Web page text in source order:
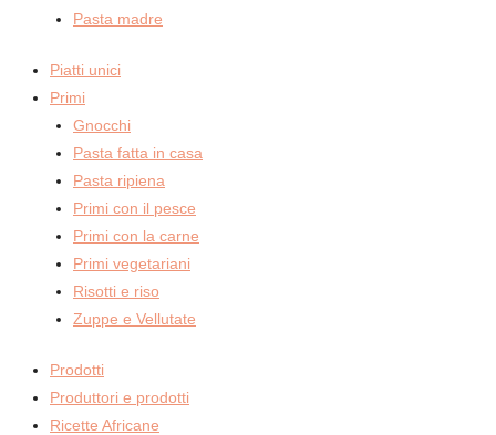
Pasta madre
Piatti unici
Primi
Gnocchi
Pasta fatta in casa
Pasta ripiena
Primi con il pesce
Primi con la carne
Primi vegetariani
Risotti e riso
Zuppe e Vellutate
Prodotti
Produttori e prodotti
Ricette Africane